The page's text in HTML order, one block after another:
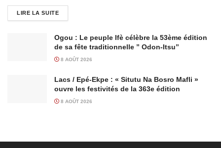
LIRE LA SUITE
Ogou : Le peuple Ifè célèbre la 53ème édition
de sa fête traditionnelle ” Odon-Itsu”
8 AOÛT 2026
Lacs / Epé-Ekpe : « Situtu Na Bosro Mafli »
ouvre les festivités de la 363e édition
8 AOÛT 2026